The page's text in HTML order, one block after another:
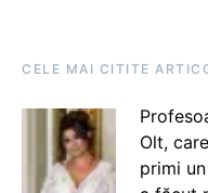
CELE MAI CITITE
Olt,
primi